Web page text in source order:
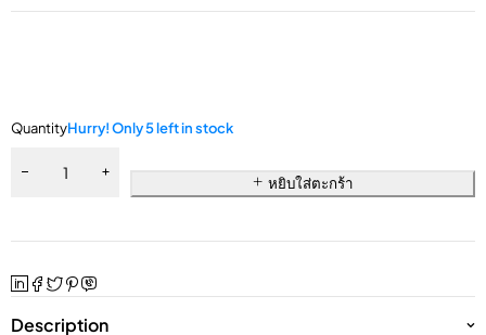
QuantityHurry! Only 5 left in stock
หยิบใส่ตะกร้า
Description